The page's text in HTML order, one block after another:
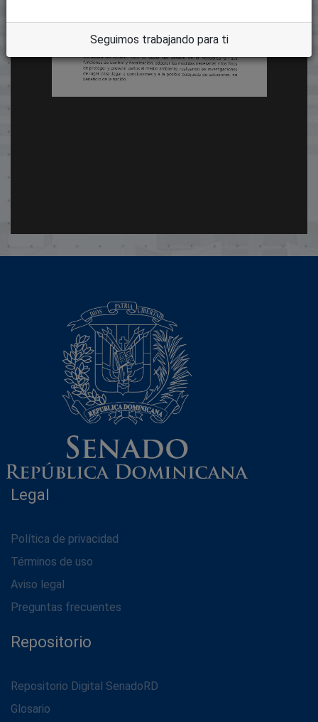
Legal
Política de privacidad
Términos de uso
Aviso legal
Preguntas frecuentes
Repositorio
Repositorio Digital SenadoRD
Glosario
Seguimos trabajando para ti